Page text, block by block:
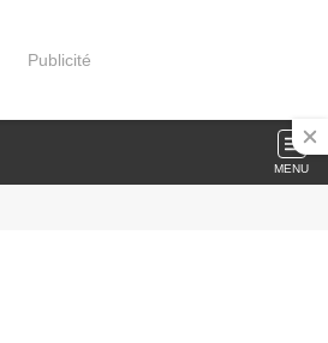
Publicité
MENU